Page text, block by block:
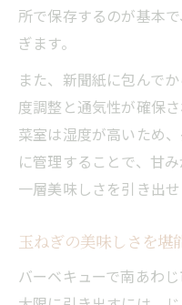
玉ねぎの味を
所で保存するのが基本
ぎます。
また、新聞紙に包んで
度調整と通気性が確保
菜室は湿度が高いため
に管理することで、甘
一層美味しさを引き出せ
玉ねぎの美味しさを堪
バーベキューで南あわ